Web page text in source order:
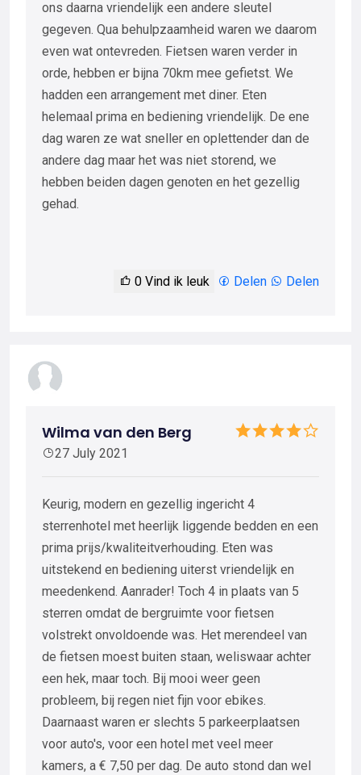
ons daarna vriendelijk een andere sleutel
gegeven. Qua behulpzaamheid waren we daarom
even wat ontevreden. Fietsen waren verder in
orde, hebben er bijna 70km mee gefietst. We
hadden een arrangement met diner. Eten
helemaal prima en bediening vriendelijk. De ene
dag waren ze wat sneller en oplettender dan de
andere dag maar het was niet storend, we
hebben beiden dagen genoten en het gezellig
gehad.
0 Vind ik leuk Delen Delen
Wilma van den Berg
27 July 2021
Keurig, modern en gezellig ingericht 4
sterrenhotel met heerlijk liggende bedden en een
prima prijs/kwaliteitverhouding. Eten was
uitstekend en bediening uiterst vriendelijk en
meedenkend. Aanrader! Toch 4 in plaats van 5
sterren omdat de bergruimte voor fietsen
volstrekt onvoldoende was. Het merendeel van
de fietsen moest buiten staan, weliswaar achter
een hek, maar toch. Bij mooi weer geen
probleem, bij regen niet fijn voor ebikes.
Daarnaast waren er slechts 5 parkeerplaatsen
voor auto's, voor een hotel met veel meer
kamers, a € 7,50 per dag. De auto stond dan wel